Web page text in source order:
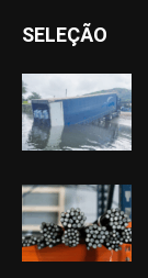
SELEÇÃO